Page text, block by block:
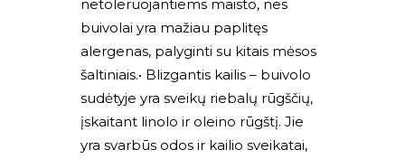
netoleruojantiems maisto, nes
buivolai yra mažiau paplitęs
alergenas, palyginti su kitais mėsos
šaltiniais.• Blizgantis kailis – buivolo
sudėtyje yra sveikų riebalų rūgščių,
įskaitant linolo ir oleino rūgštį. Jie
yra svarbūs odos ir kailio sveikatai,